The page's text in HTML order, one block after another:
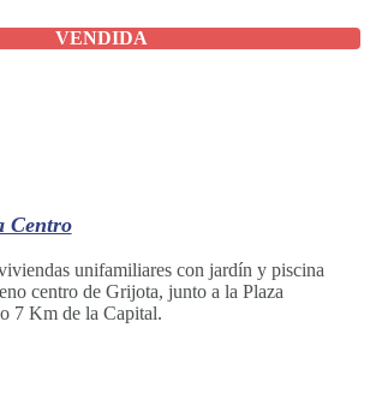
VENDIDA
Centro
unifamiliares con jardín y piscina
centro de Grijota, junto a la Plaza
7 Km de la Capital.